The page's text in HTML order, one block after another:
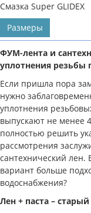
Смазка Super GLIDEX
Размеры
ФУМ-лента и
уплотнения резьбы
Если пришла пора
нужно
уплотнения
выпускают не менее
полностью решить
рассмотрения
сантехнический
вариант больше
водоснабжения?
Лен + паста –